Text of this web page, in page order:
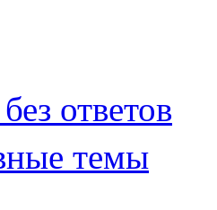
ответов
темы